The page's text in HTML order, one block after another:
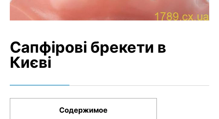
Сапфірові брекети в
Києві
Содержимое